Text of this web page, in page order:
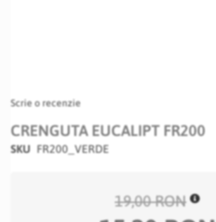
Scrie o recenzie
CRENGUTA EUCALIPT FR200
SKU FR200_VERDE
19,00 RON